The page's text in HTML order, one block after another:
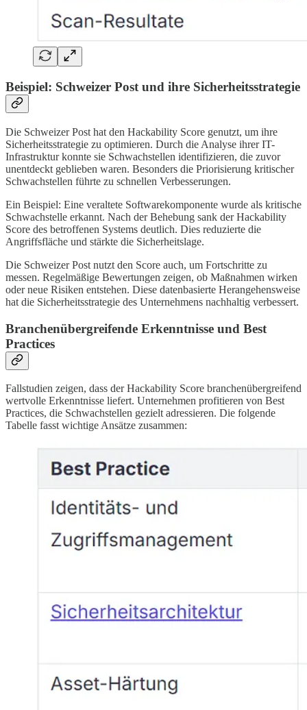
Beispiel: Schweizer Post und ihre Sicherheitsstrategie
Die Schweizer Post hat den Hackability Score genutzt, um ihre
Sicherheitsstrategie zu optimieren. Durch die Analyse ihrer IT-
Infrastruktur konnte sie Schwachstellen identifizieren, die zuvor
unentdeckt geblieben waren. Besonders die Priorisierung kritischer
Schwachstellen führte zu schnellen Verbesserungen.
Ein Beispiel: Eine veraltete Softwarekomponente wurde als kritische
Schwachstelle erkannt. Nach der Behebung sank der Hackability
Score des betroffenen Systems deutlich. Dies reduzierte die
Angriffsfläche und stärkte die Sicherheitslage.
Die Schweizer Post nutzt den Score auch, um Fortschritte zu
messen. Regelmäßige Bewertungen zeigen, ob Maßnahmen wirken
oder neue Risiken entstehen. Diese datenbasierte Herangehensweise
hat die Sicherheitsstrategie des Unternehmens nachhaltig verbessert.
Branchenübergreifende Erkenntnisse und Best
Practices
Fallstudien zeigen, dass der Hackability Score branchenübergreifend
wertvolle Erkenntnisse liefert. Unternehmen profitieren von Best
Practices, die Schwachstellen gezielt adressieren. Die folgende
Tabelle fasst wichtige Ansätze zusammen: